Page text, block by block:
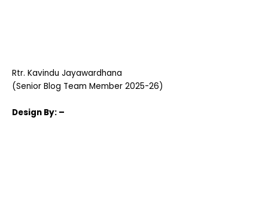
Rtr. Kavindu Jayawardhana
(Senior Blog Team Member 2025-26)
Design By: –